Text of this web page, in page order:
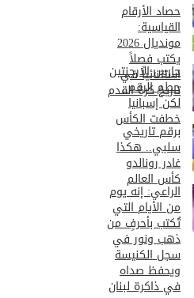
حصاد الأرقام
القياسية:
مونديال 2026
يكتب فصلاً
استثنائياً في
تاريخ كرة القدم
حارس الارجنتين
حطم الرقم..
لكن إسبانيا
خطفت الكأس
برقم تاريخي
سلبي.. هكذا
غادر رونالدو
كأس العالم
الراعي: إنه يوم
من الأيام التي
تُكتب بأحرفٍ من
ذهب ونور في
سجل الكنيسة
ويحفظ صداه
في ذاكرة لبنان